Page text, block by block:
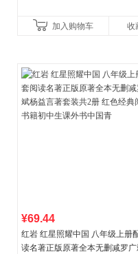
加入购物车 收
¥69.44
红岩 红星照耀中国 八年级上册
读名著正版原著全本无删减罗